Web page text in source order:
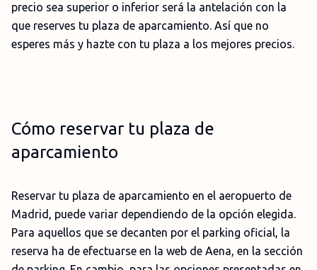
precio sea superior o inferior será la antelación con la
que reserves tu plaza de aparcamiento. Así que no
esperes más y hazte con tu plaza a los mejores precios.
Cómo reservar tu plaza de
aparcamiento
Reservar tu plaza de aparcamiento en el aeropuerto de
Madrid, puede variar dependiendo de la opción elegida.
Para aquellos que se decanten por el parking oficial, la
reserva ha de efectuarse en la web de Aena, en la sección